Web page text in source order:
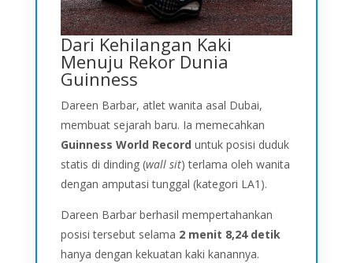
Dari Kehilangan Kaki
Menuju Rekor Dunia
Guinness
Dareen Barbar, atlet wanita asal Dubai,
membuat sejarah baru. Ia memecahkan
Guinness World Record untuk posisi duduk
statis di dinding (wall sit) terlama oleh wanita
dengan amputasi tunggal (kategori LA1).
Dareen Barbar berhasil mempertahankan
posisi tersebut selama 2 menit 8,24 detik
hanya dengan kekuatan kaki kanannya.